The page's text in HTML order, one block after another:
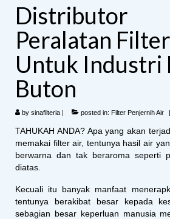
Distributor
Peralatan
Untuk Industri
Buton
by sinafilteria | posted in: Filter Penjernih Air |
TAHUKAH ANDA? Apa yang akan
memakai filter air, tentunya hasil air
berwarna dan tak beraroma seperti
diatas.
Kecuali itu banyak manfaat
tentunya berakibat besar kepada
sebagian besar keperluan manusia